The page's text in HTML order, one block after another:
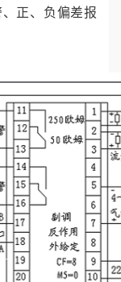
正、负偏差报